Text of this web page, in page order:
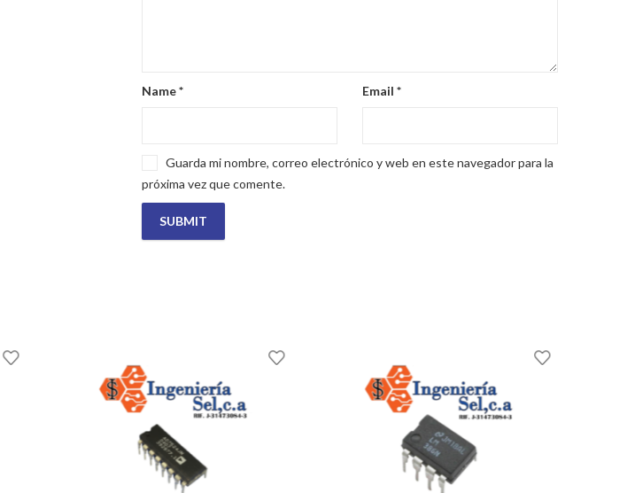
Name* Email *
Guarda mi nombre, correo electrónico y web en este navegador para la
próxima vez que comente.